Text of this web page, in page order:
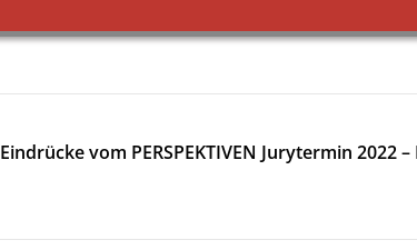
Eindrücke vom PERSPEKTIVEN Jurytermin 2022